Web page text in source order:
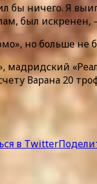
ничего. Я
был искренен,
но больше не
мадридский
Варана 20
в Twitter